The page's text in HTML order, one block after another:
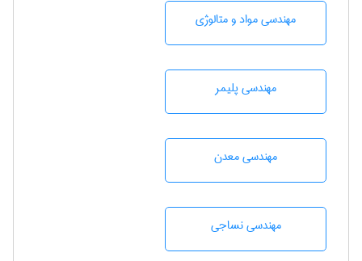
مهندسی مواد و متالوژی
مهندسی پليمر
مهندسی معدن
مهندسي نساجی